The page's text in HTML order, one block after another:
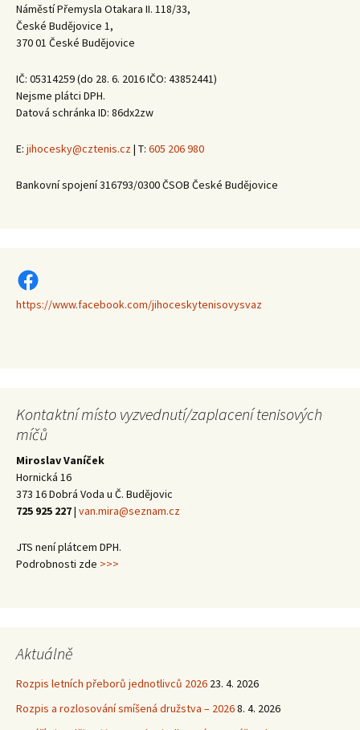
Náměstí Přemysla Otakara II. 118/33,
České Budějovice 1,
370 01 České Budějovice
IČ: 05314259 (do 28. 6. 2016 IČO: 43852441)
Nejsme plátci DPH.
Datová schránka ID: 86dx2zw
E: jihocesky@cztenis.cz| T: 605 206 980
Bankovní spojení 316793/0300 ČSOB České Budějovice
https://www.facebook.com/jihoceskytenisovysvaz
https://www.facebook.com/jihoceskytenisovysvaz
Kontaktní místo vyzvednutí/zaplacení tenisových
míčů
Miroslav Vaníček
Hornická 16
373 16 Dobrá Voda u Č. Budějovic
725 925 227| van.mira@seznam.cz
JTS není plátcem DPH.
Podrobnosti zde >>>
Aktuálně
Rozpis letních přeborů jednotlivců 2026 23. 4. 2026
Rozpis a rozlosování smíšená družstva – 20268. 4. 2026